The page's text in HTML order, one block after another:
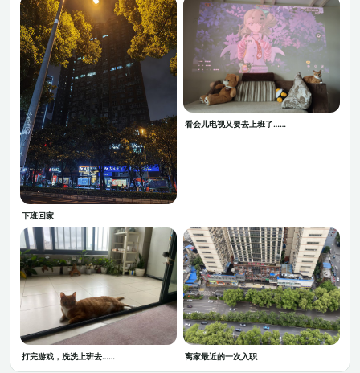
下班回家
看会儿电视又要去上班了……
打完游戏，洗洗上班去…… 离家最近的一次入职